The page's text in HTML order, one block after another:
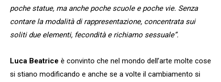
poche statue, ma anche poche scuole e poche vie. Senza
contare la modalità di rappresentazione, concentrata sui
soliti due elementi, fecondità e richiamo sessuale”.
Luca Beatrice è convinto che nel mondo dell’arte molte cose
si stiano modificando e anche se a volte il cambiamento si